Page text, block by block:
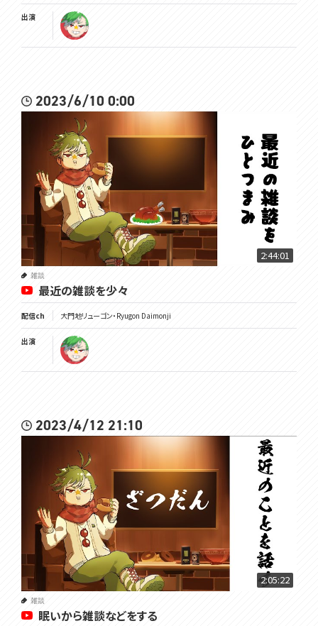
出演
2023/6/10 0:00
2:44:01
雑談
最近の雑談を少々
配信ch 大門地リューゴン・Ryugon Daimonji
出演
2023/4/12 21:10
2:05:22
雑談
眠いから雑談などをする